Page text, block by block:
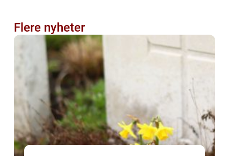
Flere nyheter